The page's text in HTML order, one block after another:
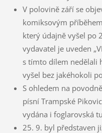
V polovině září se
komiksovým
který údajně vyšel po
vydavatel je uveden
s tímto dílem nedělali
vyšel bez jakéhokoli
S ohledem na
písní Trampské
vydána i foglarovská
25. 9. byl představen